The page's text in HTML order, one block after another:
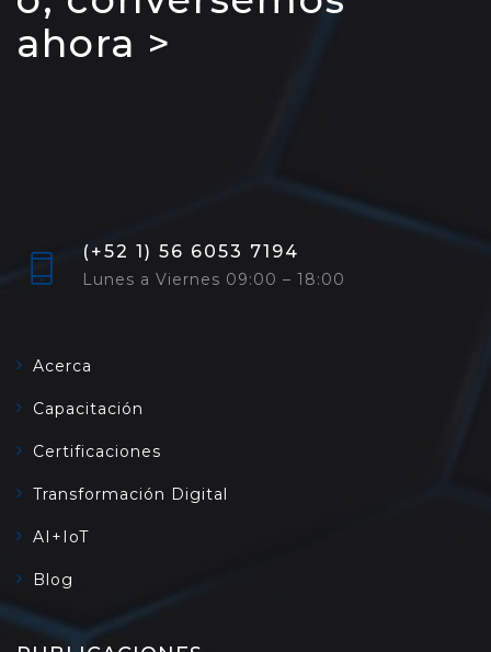
ahora >
(+52 1) 56 6053 7194
Lunes a Viernes 09:00 – 18:00
Acerca
Capacitación
Certificaciones
Transformación Digital
AI+IoT
Blog